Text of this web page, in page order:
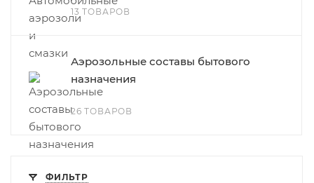
13 ТОВАРОВ
Аэрозольные составы бытового
назначения
26 ТОВАРОВ
ФИЛЬТР